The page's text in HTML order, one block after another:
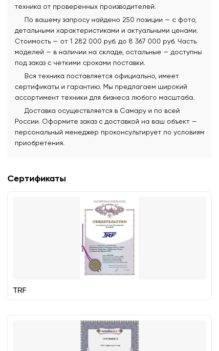
техника от проверенных производителей.
По вашему запросу найдено 250 позиции — с фото,
детальными характеристиками и актуальными ценами.
Стоимость — от 1 282 000 руб. до 8 367 000 руб. Часть
моделей — в наличии на складе, остальные — доступны
под заказ с четкими сроками поставки.
Вся техника поставляется официально, имеет
сертификаты и гарантию. Мы предлагаем широкий
ассортимент техники для бизнеса любого масштаба.
Доставка осуществляется в Самару и по всей
России. Оформите заказ с доставкой на ваш объект —
персональный менеджер проконсультирует по условиям
приобретения.
Сертификаты
TRF